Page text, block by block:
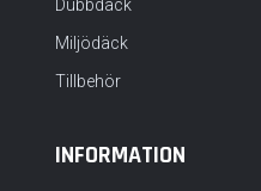
Dubbdäck
Miljödäck
Tillbehör
INFORMATION